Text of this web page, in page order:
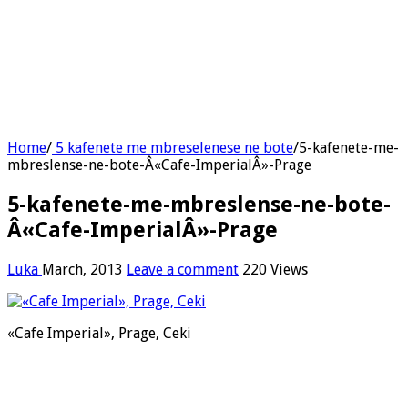
Home/ 5 kafenete me mbreselenese ne bote/5-kafenete-me-
mbreslense-ne-bote-Â«Cafe-ImperialÂ»-Prage
5-kafenete-me-mbreslense-ne-bote-
Â«Cafe-ImperialÂ»-Prage
Luka March, 2013 Leave a comment 220 Views
«Cafe Imperial», Prage, Ceki